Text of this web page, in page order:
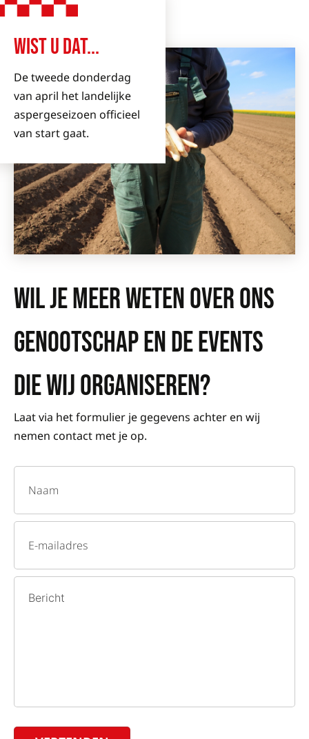
WIST U DAT...
De tweede donderdag
van april het landelijke
aspergeseizoen officieel
van start gaat.
WIL JE MEER WETEN OVER ONS
GENOOTSCHAP EN DE EVENTS
DIE WIJ ORGANISEREN?
Laat via het formulier je gegevens achter en wij
nemen contact met je op.